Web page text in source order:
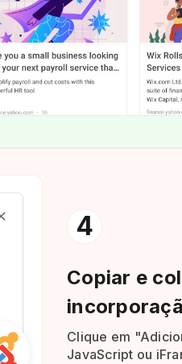
4
Copiar e
Clique em
JavaScript ou